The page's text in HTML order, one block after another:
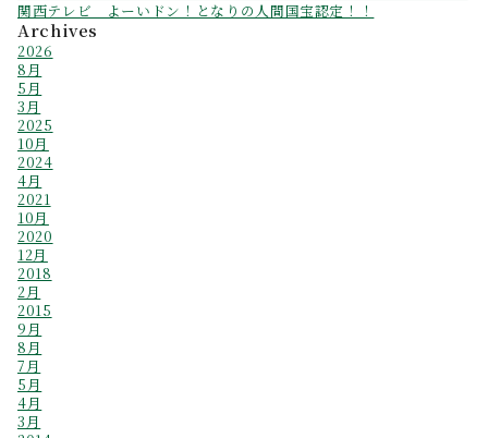
関西テレビ よーいドン！となりの人間国宝認定！！
Archives
2026
8月
5月
3月
2025
10月
2024
4月
2021
10月
2020
12月
2018
2月
2015
9月
8月
7月
5月
4月
3月